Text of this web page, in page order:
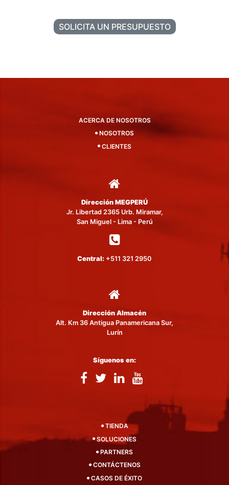
SOLICITA UN PRESUPUESTO
ACERCA DE NOSOTROS
NOSOTROS
CLIENTES
Dirección MEGPERÚ
Jr. Libertad 2365 Urb. Miramar,
San Miguel - Lima - Perú
Central: +511 321 2950
Dirección Almacén
Alt. Km 36 Antigua Panamericana Sur,
Lurín
Síguenos en:
TIENDA
SOLUCIONES
PARTNERS
CONTÁCTENOS
CASOS DE ÉXITO